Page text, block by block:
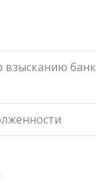
взысканию